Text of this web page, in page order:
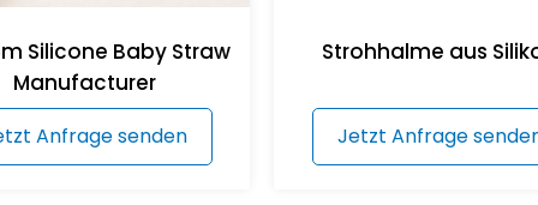
Silicone Baby Straw
Manufacturer
Anfrage senden
Strohhalme aus
Jetzt Anfrage